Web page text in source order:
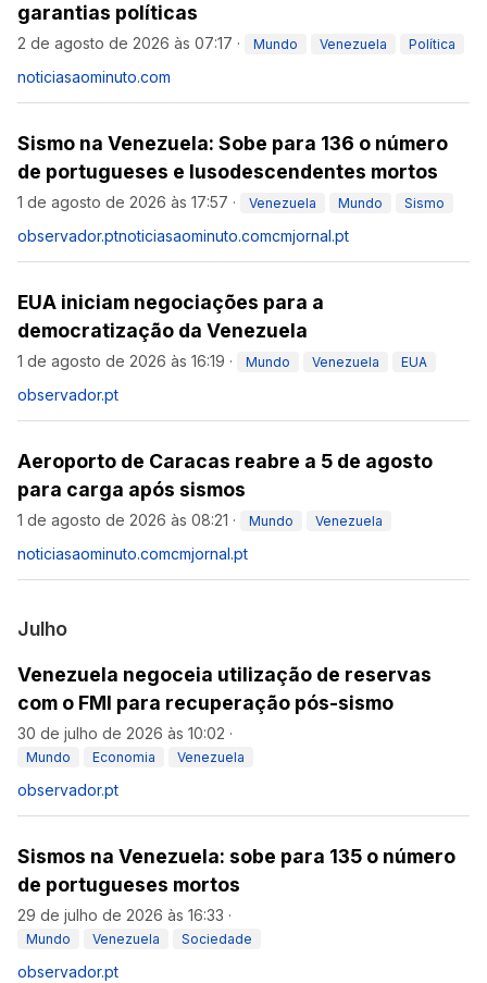
garantias políticas
2 de agosto de 2026 às 07:17 · Mundo Venezuela Política
noticiasaominuto.com
Sismo na Venezuela: Sobe para 136 o número
de portugueses e lusodescendentes mortos
1 de agosto de 2026 às 17:57 · Venezuela Mundo Sismo
observador.ptnoticiasaominuto.comcmjornal.pt
EUA iniciam negociações para a
democratização da Venezuela
1 de agosto de 2026 às 16:19 · Mundo Venezuela EUA
observador.pt
Aeroporto de Caracas reabre a 5 de agosto
para carga após sismos
1 de agosto de 2026 às 08:21 · Mundo Venezuela
noticiasaominuto.comcmjornal.pt
Julho
Venezuela negoceia utilização de reservas
com o FMI para recuperação pós-sismo
30 de julho de 2026 às 10:02 ·
Mundo Economia Venezuela
observador.pt
Sismos na Venezuela: sobe para 135 o número
de portugueses mortos
29 de julho de 2026 às 16:33 ·
Mundo Venezuela Sociedade
observador.pt